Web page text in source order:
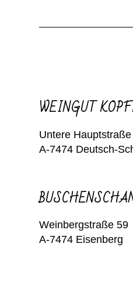
WEINGUT
Untere Hauptstraße
A-7474 Deutsch-
Weinbergstraße 59
A-7474 Eisenberg